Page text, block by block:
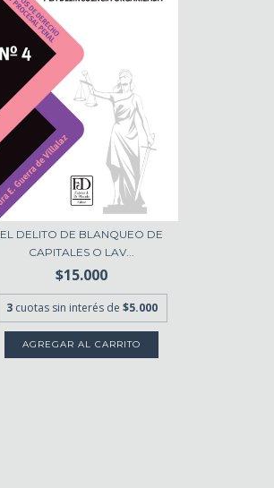
EL DELITO DE BLANQUEO DE
CAPITALES O LAV...
$15.000
3 cuotas sin interés de $5.000